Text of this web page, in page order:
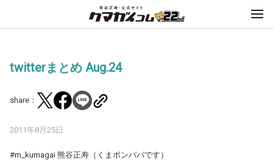
twitterまとめ Aug.24
share：
2011年8月25日
#m_kumagai 熊谷正寿（くまポンパパです）